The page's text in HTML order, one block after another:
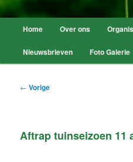
Hoofdmenu
Home Over ons
Nieuwsbrieven Foto Galerie
Bericht
← Vorige
Aftrap tuinseizoen 11